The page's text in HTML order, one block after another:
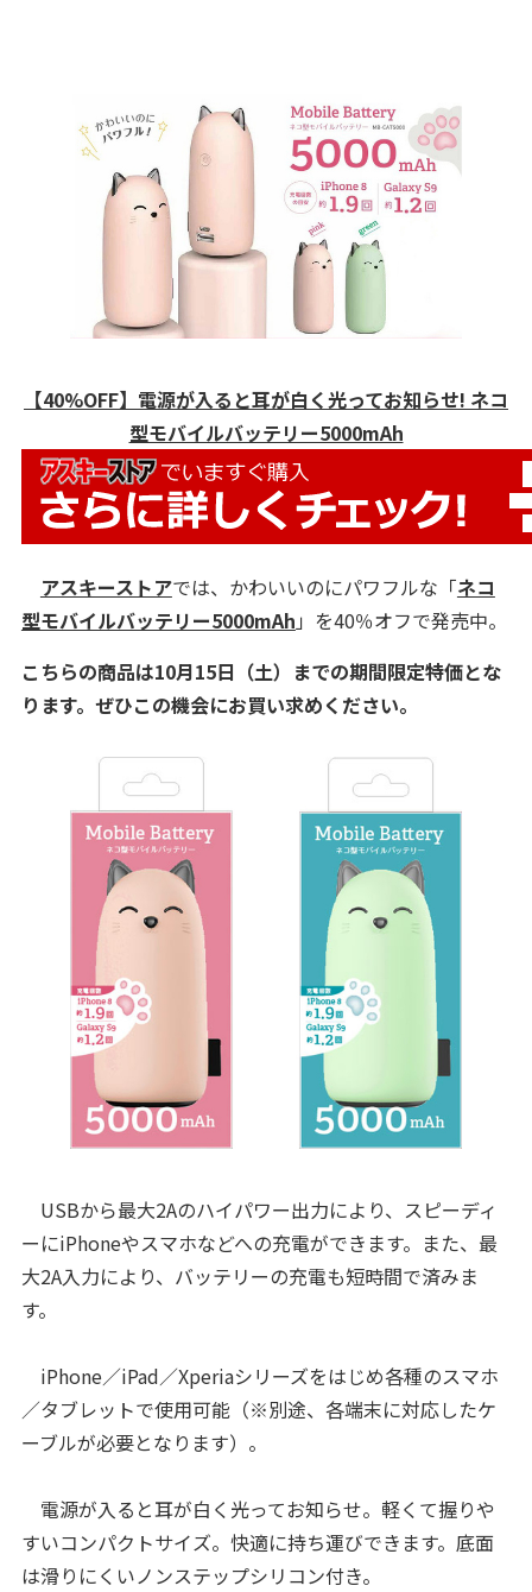
【40%OFF】電源が入ると耳が白く光ってお知らせ! ネコ
型モバイルバッテリー5000mAh
アスキーストアでは、かわいいのにパワフルな「ネコ
型モバイルバッテリー5000mAh 」を40％オフで発売中。
こちらの商品は10月15日（土）までの期間限定特価とな
ります。ぜひこの機会にお買い求めください。
USBから最大2Aのハイパワー出力により、スピーディ
ーにiPhoneやスマホなどへの充電ができます。また、最
大2A入力により、バッテリーの充電も短時間で済みま
す。
iPhone／iPad／Xperiaシリーズをはじめ各種のスマホ
／タブレットで使用可能（※別途、各端末に対応したケ
ーブルが必要となります）。
電源が入ると耳が白く光ってお知らせ。軽くて握りや
すいコンパクトサイズ。快適に持ち運びできます。底面
は滑りにくいノンステップシリコン付き。